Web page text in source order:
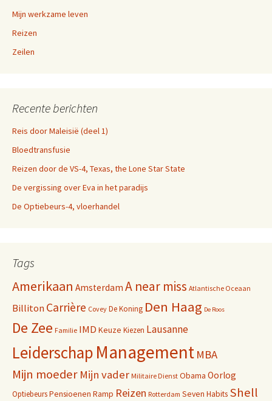
Mijn werkzame leven
Reizen
Zeilen
Recente berichten
Reis door Maleisië (deel 1)
Bloedtransfusie
Reizen door de VS-4, Texas, the Lone Star State
De vergissing over Eva in het paradijs
De Optiebeurs-4, vloerhandel
Tags
Amerikaan Amsterdam A near miss Atlantische Oceaan
BillitonCarrière Covey De Koning Den Haag De Roos
De Zee Familie IMD Keuze Kiezen Lausanne
Leiderschap Management MBA
Mijn moeder Mijn vader Militaire Dienst Obama Oorlog
OptiebeursPensioenen Ramp Reizen Rotterdam Seven Habits Shell